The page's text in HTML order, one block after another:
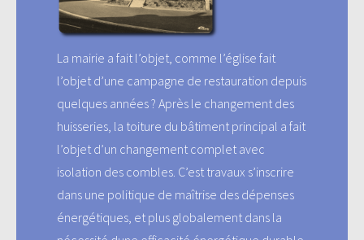
La mairie a fait l’objet, comme l’église fait
l’objet d’une campagne de restauration depuis
quelques années ? Après le changement des
huisseries, la toiture du bâtiment principal a fait
l’objet d’un changement complet avec
isolation des combles. C’est travaux s’inscrire
dans une politique de maîtrise des dépenses
énergétiques, et plus globalement dans la